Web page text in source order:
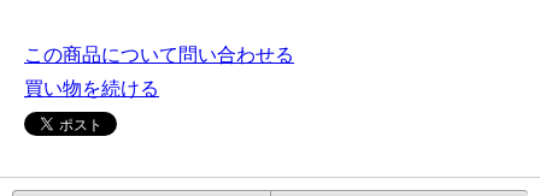
この商品について問い合わせる
買い物を続ける